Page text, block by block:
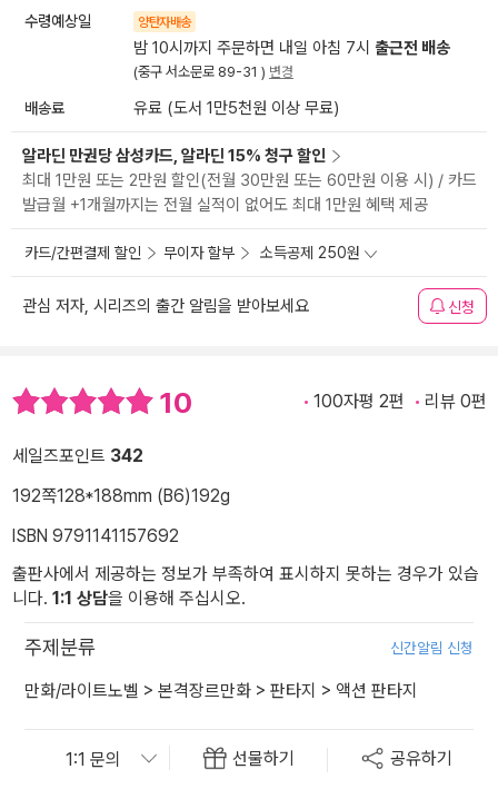
수령예상일 양탄자배송
밤 10시까지 주문하면 내일 아침 7시 출근전 배송
(중구 서소문로 89-31 ) 변경
배송료 유료 (도서 1만5천원 이상 무료)
알라딘 만권당 삼성카드, 알라딘 15% 청구 할인
최대 1만원 또는 2만원 할인(전월 30만원 또는 60만원 이용 시) / 카드
발급월 +1개월까지는 전월 실적이 없어도 최대 1만원 혜택 제공
카드/간편결제 할인 무이자 할부 소득공제 250원
관심 저자, 시리즈의 출간 알림을 받아보세요 신청
10 100자평 2편 리뷰 0편
세일즈포인트 342
192쪽128*188mm (B6)192g
ISBN 9791141157692
출판사에서 제공하는 정보가 부족하여 표시하지 못하는 경우가 있습
니다. 1:1 상담을 이용해 주십시오.
주제분류 신간알림 신청
만화/라이트노벨 > 본격장르만화 > 판타지 > 액션 판타지
선물하기 공유하기